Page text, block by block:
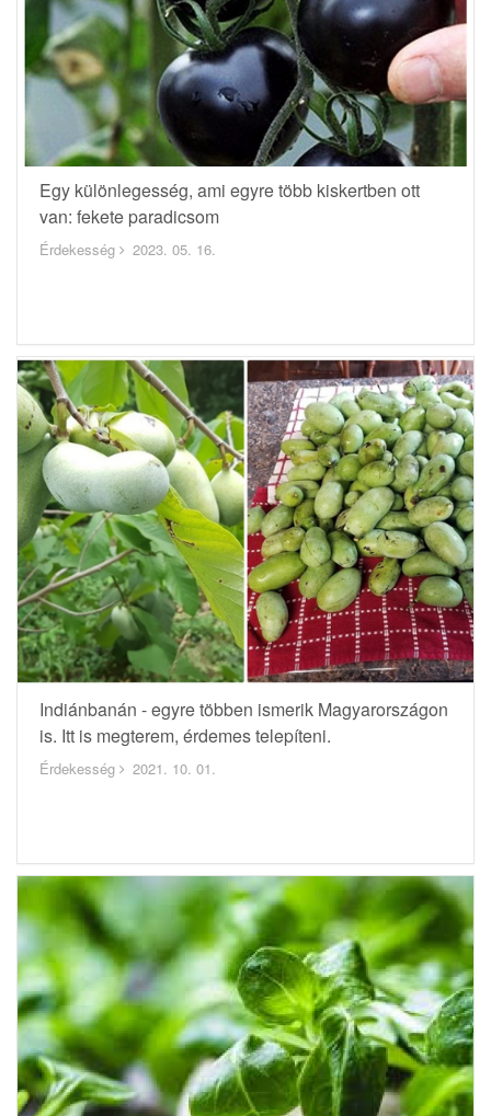
Egy különlegesség, ami egyre több kiskertben ott
van: fekete paradicsom
Érdekesség 2023. 05. 16.
Indiánbanán - egyre többen ismerik Magyarországon
is. Itt is megterem, érdemes telepíteni.
Érdekesség 2021. 10. 01.